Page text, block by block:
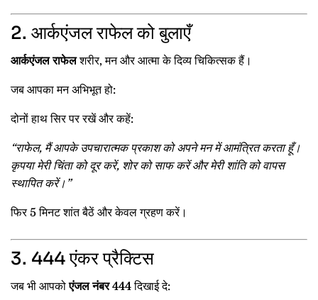
2. आर्कएंजल राफेल को बुलाएँ
आर्कएंजल राफेलशरीर, मन और आत्मा के दिव्य चिकित्सक हैं।
जब आपका मन अभिभूत हो:
दोनों हाथ सिर पर रखें और कहें:
“राफेल, मैं आपके उपचारात्मक प्रकाश को अपने मन में आमंत्रित करता हूँ।
कृपया मेरी चिंता को दूर करें, शोर को साफ करें और मेरी शांति को वापस
स्थापित करें।”
फिर 5 मिनट शांत बैठें और केवल ग्रहण करें।
3. 444 एंकर प्रैक्टिस
जब भी आपकोएंजल नंबर 444दिखाई दे: